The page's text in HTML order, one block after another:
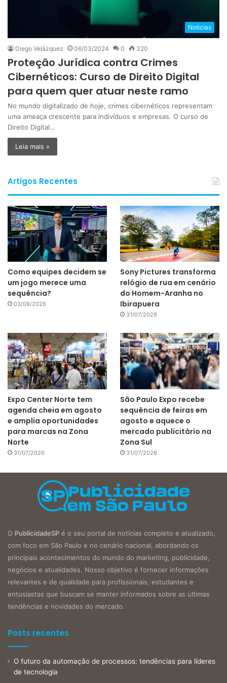
Noticias
Diego Velázquez 06/03/2024 0 320
Proteção Jurídica contra Crimes
Cibernéticos: Curso de Direito Digital
para quem quer atuar neste ramo
No mundo digitalizado de hoje, crimes cibernéticos representam
uma ameaça crescente para indivíduos e empresas. O curso de
Direito Digital…
Leia mais »
Artigos Recentes
Como equipes decidem se
um jogo merece uma
sequência?
03/08/2026
Sony Pictures transforma
relógio de rua em cenário
do Homem-Aranha no
Ibirapuera
31/07/2026
Expo Center Norte tem
agenda cheia em agosto
e amplia oportunidades
para marcas na Zona
Norte
31/07/2026
São Paulo Expo recebe
sequência de feiras em
agosto e aquece o
mercado publicitário na
Zona Sul
31/07/2026
O PublicidadeSP é o seu portal de notícias completo e atualizado,
com foco em São Paulo e no cenário nacional, abordando os
principais acontecimentos do mundo do marketing, publicidade,
negócios e atualidades. Nosso objetivo é fornecer informações
relevantes e de qualidade para profissionais, estudantes e
entusiastas que buscam se manter informados sobre as últimas
tendências e novidades do mercado.
Posts recentes
O futuro da automação de processos: tendências para líderes
de tecnologia